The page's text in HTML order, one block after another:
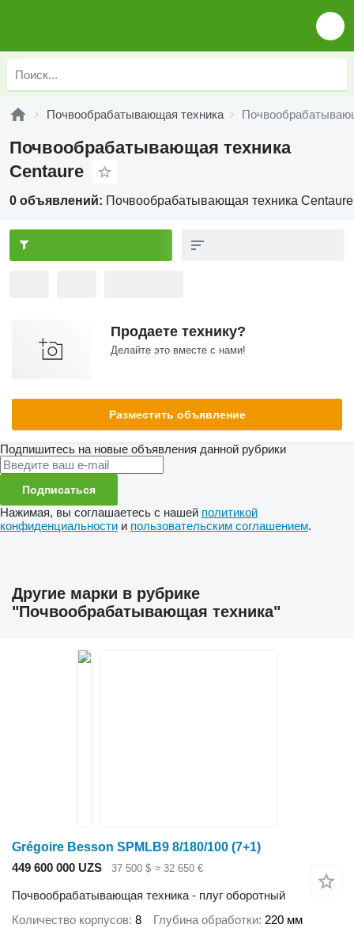
Почвообрабатывающая техника
Почвообрабатывающая техника
Centaure
0 объявлений: Почвообрабатывающая техника Centaure
Продаете технику?
Делайте это вместе с нами!
Разместить объявление
Подпишитесь на новые объявления данной рубрики
Подписаться
Нажимая, вы соглашаетесь с нашей политикой
конфиденциальности и пользовательским соглашением.
Другие марки в рубрике
"Почвообрабатывающая техника"
Grégoire Besson SPMLB9 8/180/100 (7+1)
449 600 000 UZS
37 500 $ ≈ 32 650 €
Почвообрабатывающая техника - плуг оборотный
Количество корпусов 8 Глубина обработки 220 мм